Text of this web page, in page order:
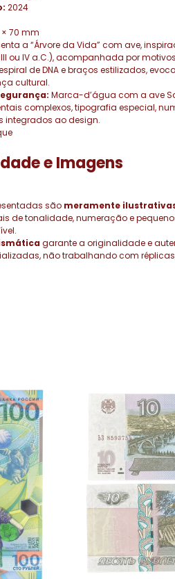
2024
× 70 mm
a “Árvore da Vida” com ave,
ou IV a.C.), acompanhada por
de DNA e braços estilizados,
cultural.
Marca-d’água com a ave
complexos, tipografia especial,
integrados ao design.
e Imagens
são meramente
de tonalidade, numeração e
garante a originalidade e
não trabalhando com